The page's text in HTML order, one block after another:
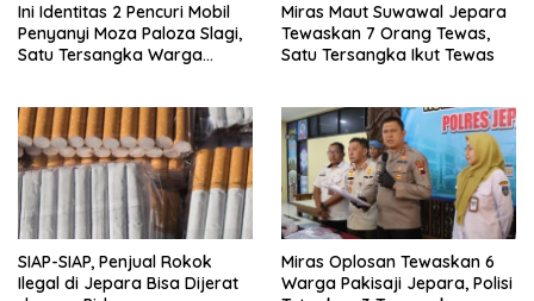
Ini Identitas 2 Pencuri Mobil
Penyanyi Moza Paloza Slagi,
Satu Tersangka Warga
Miras Maut Suwawal Jepara
Tewaskan 7 Orang Tewas,
Satu Tersangka Ikut Tewas
SIAP-SIAP, Penjual Rokok
Ilegal di Jepara Bisa Dijerat
Miras Oplosan Tewaskan 6
Warga Pakisaji Jepara, Polisi